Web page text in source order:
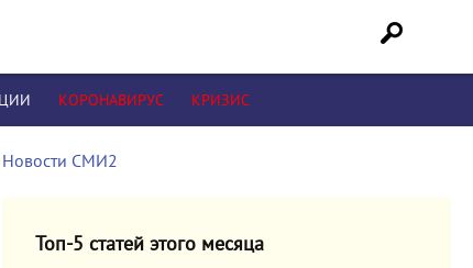
КОРОНАВИРУС КРИЗИС
Новости СМИ2
Топ-5 статей этого месяца